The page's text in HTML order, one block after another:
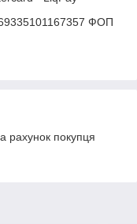
ФОП
рахунок покупця